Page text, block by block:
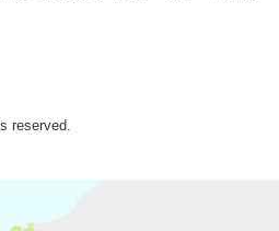
reserved.